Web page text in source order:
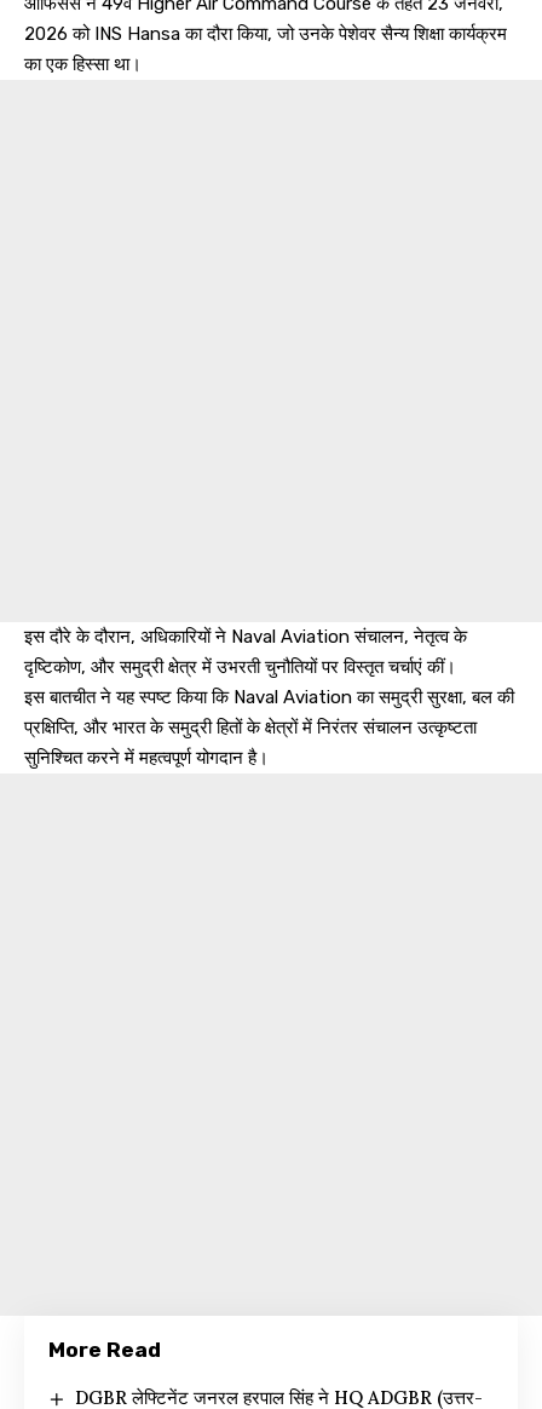
2026 को INS Hansa का दौरा किया, जो उनके पेशेवर सैन्य शिक्षा कार्यक्रम
का एक हिस्सा था।
इस दौरे के दौरान, अधिकारियों ने Naval Aviation संचालन, नेतृत्व के
दृष्टिकोण, और समुद्री क्षेत्र में उभरती चुनौतियों पर विस्तृत चर्चाएं कीं।
इस बातचीत ने यह स्पष्ट किया कि Naval Aviation का समुद्री सुरक्षा, बल की
प्रक्षिप्ति, और भारत के समुद्री हितों के क्षेत्रों में निरंतर संचालन उत्कृष्टता
सुनिश्चित करने में महत्वपूर्ण योगदान है।
More Read
DGBR लेफ्टिनेंट जनरल हरपाल सिंह ने HQ ADGBR (उत्तर-